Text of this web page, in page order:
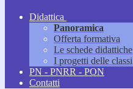
Didattica
Panoramica
Offerta formativa
Le schede didattiche
I progetti delle classi
PN - PNRR - PON
Contatti